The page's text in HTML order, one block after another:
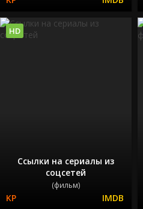
Ссылки на сериалы из
соцсетей
(фильм)
HD